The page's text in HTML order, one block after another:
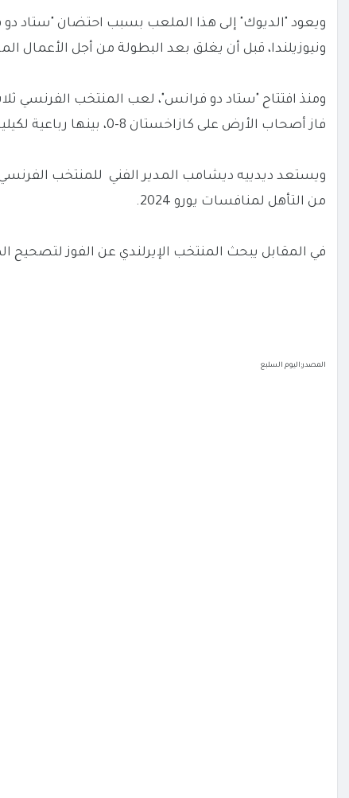
ويعود "الديوك" إلى هذا الملعب بسبب احتضان "ستاد دو
ونيوزيلندا، قبل أن يغلق بعد البطولة من أجل الأعمال
فاز أصحاب الأرض على كازاخستان 8-0، بينها رباعية لكيليان مبابي.
ويستعد ديدييه ديشامب المدير الفني للمنتخب الفرنسي
من التأهل لمنافسات يورو 2024.
في المقابل يبحث المنتخب الإيرلندي عن الفوز
المصدر:اليوم السلبع